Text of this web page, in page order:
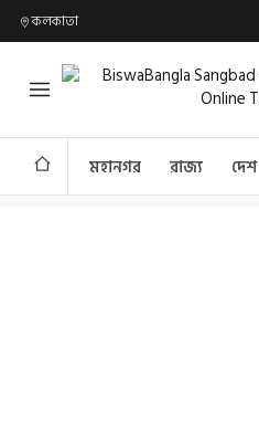
কলকাতা
মহানগর রাজ্য দেশ